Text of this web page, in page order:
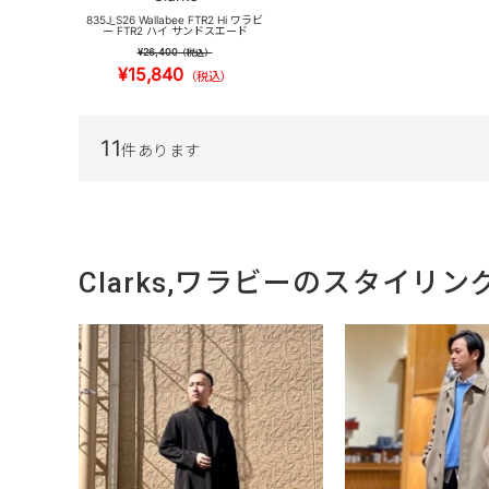
835J_S26 Wallabee FTR2 Hi ワラビ
ー FTR2 ハイ サンドスエード
¥26,400（税込）
¥15,840 （税込）
11件あります
Clarks,ワラビーのスタイリン